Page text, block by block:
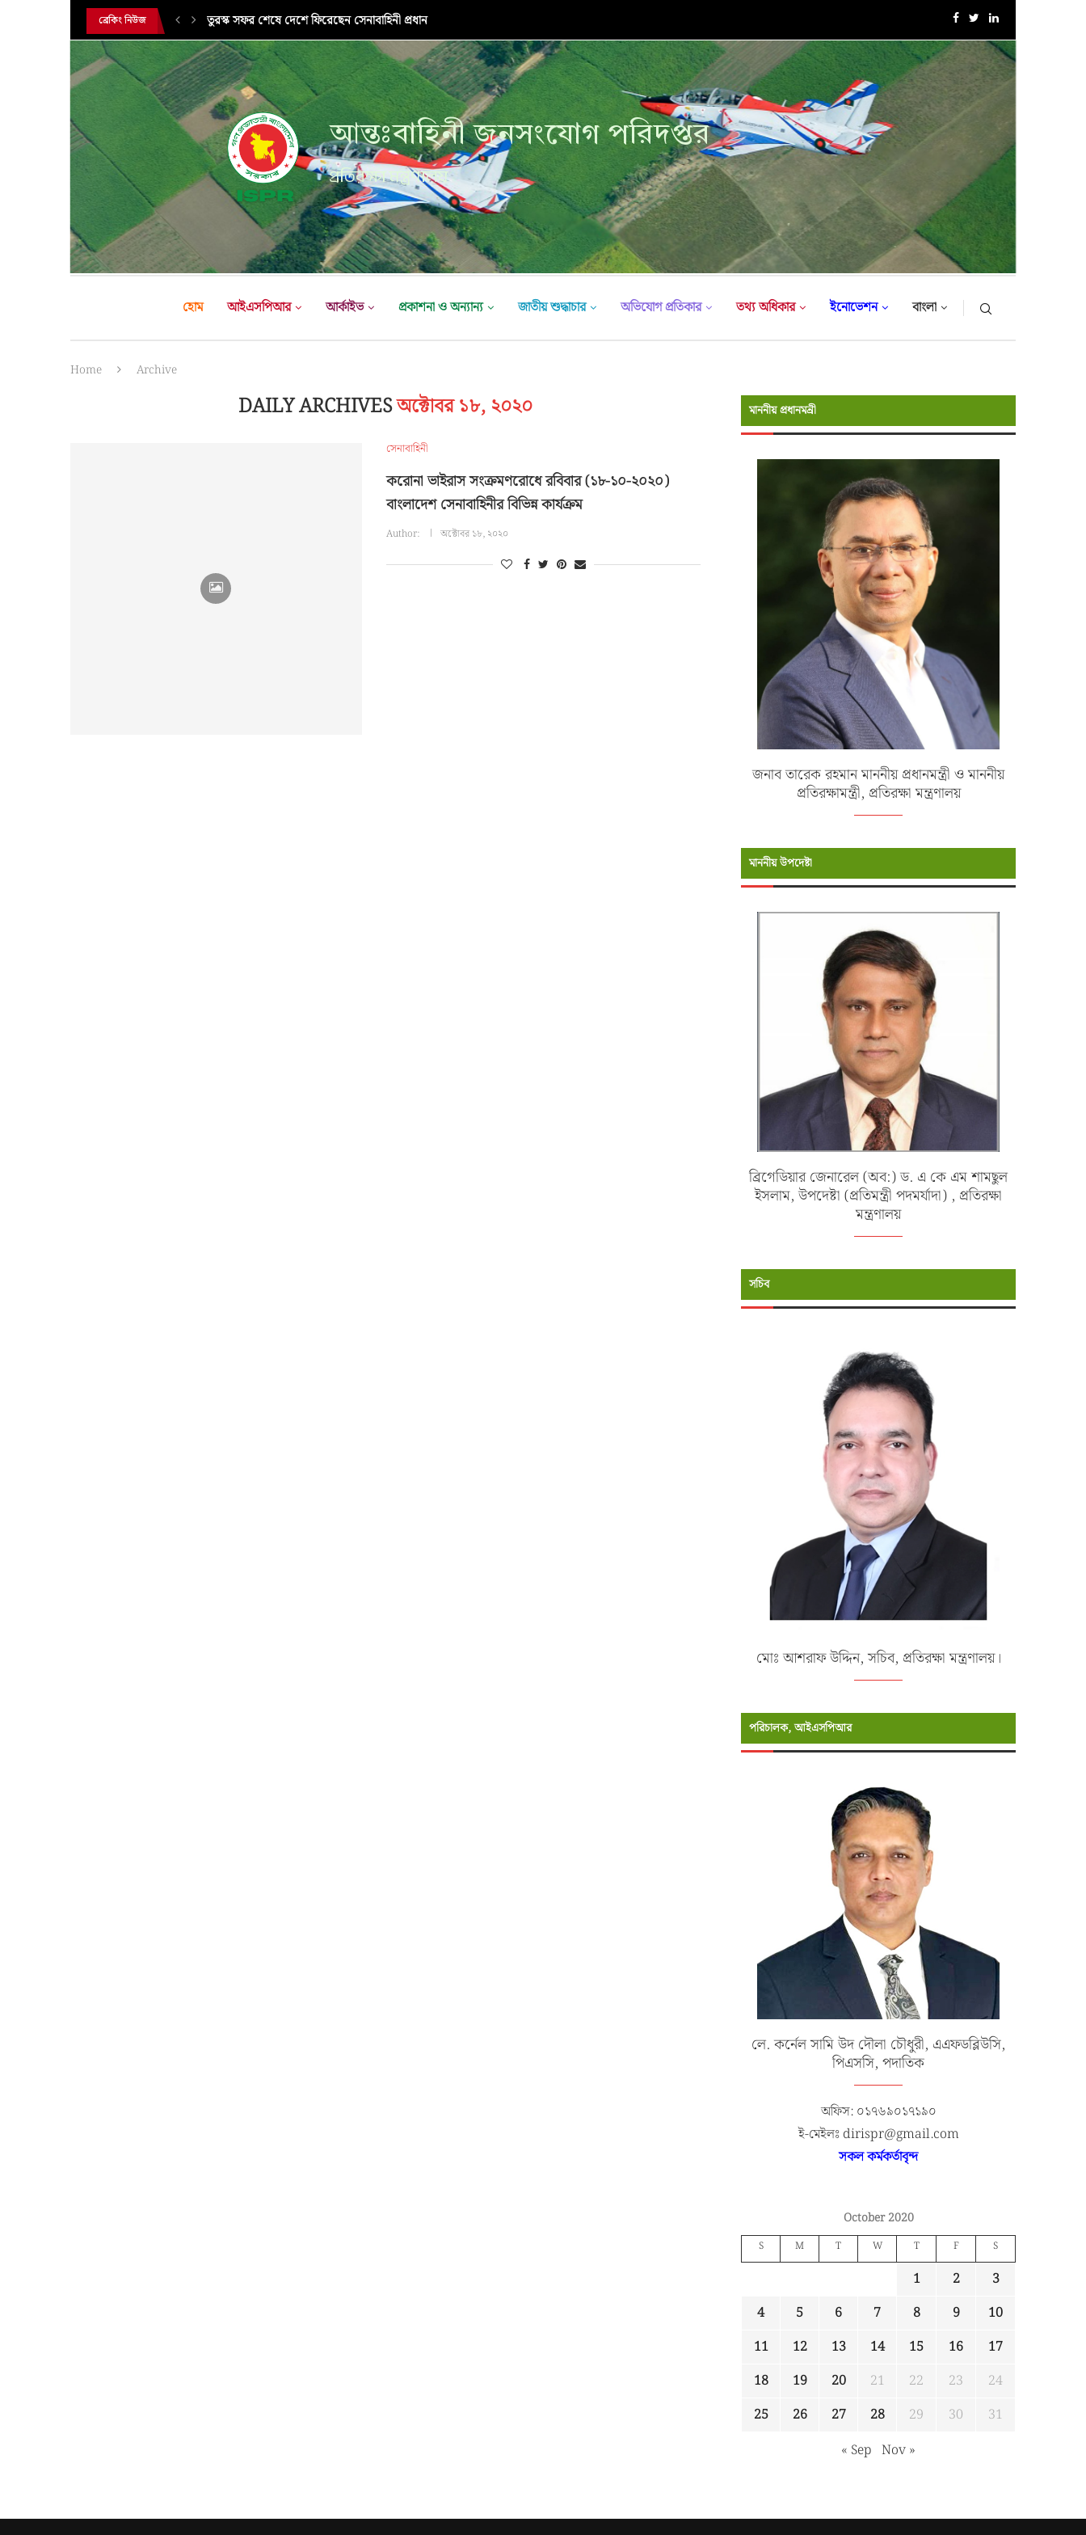
ব্রেকিং নিউজ সরকারি সফরে তুরস্ক গমন করলেন সেনাবাহিনী প্রধান এক্সারসাইজ টাইগার লাইটনিং-২০২৬ এর উদ্বোধনী অনুষ্ঠান
আন্তঃবাহিনী জনসংযোগ পরিদপ্তর
প্রতিরক্ষা মন্ত্রণালয়
হোম আইএসপিআর আর্কাইভ প্রকাশনা ও অন্যান্য জাতীয় শুদ্ধাচার অভিযোগ প্রতিকার তথ্য অধিকার ইনোভেশন বাংলা
Home Archive
DAILY ARCHIVESঅক্টোবর ১৮, ২০২০
সেনাবাহিনী
করোনা ভাইরাস সংক্রমণরোধে রবিবার (১৮-১০-২০২০)
বাংলাদেশ সেনাবাহিনীর বিভিন্ন কার্যক্রম
Author: অক্টোবর ১৮, ২০২০
মাননীয় প্রধানমন্রী
জনাব তারেক রহমান মাননীয় প্রধানমন্ত্রী ও মাননীয়
প্রতিরক্ষামন্ত্রী, প্রতিরক্ষা মন্ত্রণালয়
মাননীয় উপদেষ্টা
ব্রিগেডিয়ার জেনারেল (অব:) ড. এ কে এম শামছুল
ইসলাম, উপদেষ্টা (প্রতিমন্ত্রী পদমর্যাদা) , প্রতিরক্ষা
মন্ত্রণালয়
সচিব
মোঃ আশরাফ উদ্দিন, সচিব, প্রতিরক্ষা মন্ত্রণালয়।
পরিচালক, আইএসপিআর
লে. কর্নেল সামি উদ দৌলা চৌধুরী, এএফডব্লিউসি,
পিএসসি, পদাতিক
অফিস: ০১৭৬৯০১৭১৯০
ই-মেইলঃ dirispr@gmail.com
সকল কর্মকর্তাবৃন্দ
October 2020
S M T W T F S
1 2
3
4
5 6 7 8 9
10
11
12 13 14 15 16
17
18
19 20 21 22 23
24
25
26 27 28 29 30
31
« Sep Nov »